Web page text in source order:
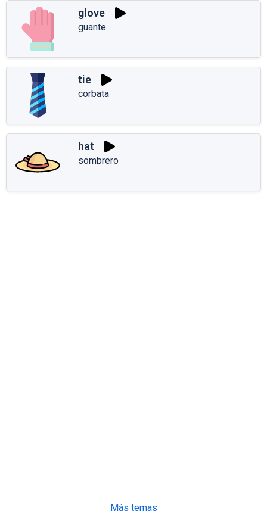
glove
guante
tie
corbata
hat
sombrero
Más temas